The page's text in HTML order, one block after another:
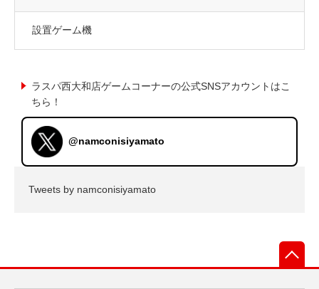
設置ゲーム機
ラスパ西大和店ゲームコーナーの公式SNSアカウントはこ
ちら！
@namconisiyamato
Tweets by namconisiyamato